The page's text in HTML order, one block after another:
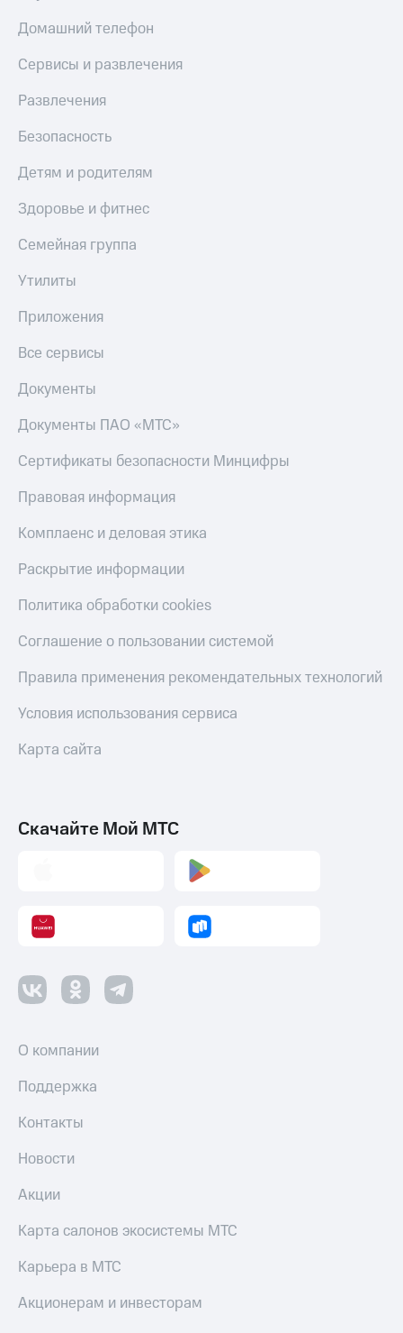
Домашний телефон
Сервисы и развлечения
Развлечения
Безопасность
Детям и родителям
Здоровье и фитнес
Семейная группа
Утилиты
Приложения
Все сервисы
Документы
Документы ПАО «МТС»
Сертификаты безопасности Минцифры
Правовая информация
Комплаенс и деловая этика
Раскрытие информации
Политика обработки cookies
Соглашение о пользовании системой
Правила применения рекомендательных технологий
Условия использования сервиса
Карта сайта
Скачайте Мой МТС
О компании
Поддержка
Контакты
Новости
Акции
Карта салонов экосистемы МТС
Карьера в МТС
Акционерам и инвесторам